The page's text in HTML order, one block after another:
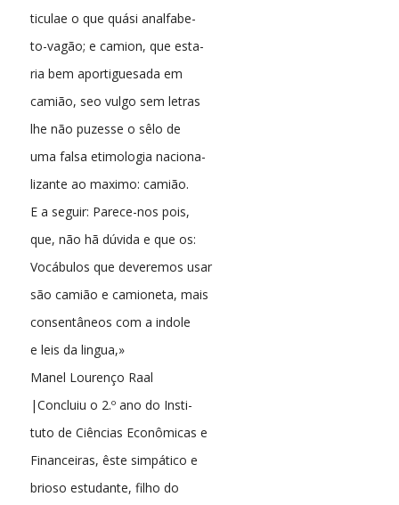
ticulae o que quási analfabe-
to-vagão; e camion, que esta-
ria bem aportiguesada em
camião, seo vulgo sem letras
lhe não puzesse o sêlo de
uma falsa etimologia naciona-
lizante ao maximo: camião.
E a seguir: Parece-nos pois,
que, não hã dúvida e que os:
Vocábulos que deveremos usar
são camião e camioneta, mais
consentâneos com a indole
e leis da lingua,»
Manel Lourenço Raal
|Concluiu o 2.º ano do Insti-
tuto de Ciências Econômicas e
Financeiras, êste simpático e
brioso estudante, filho do